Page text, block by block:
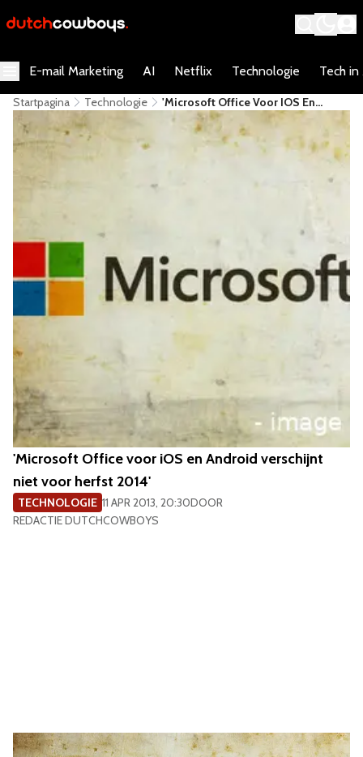
E-mail Marketing AI Netflix Technologie Tech in
Startpagina Technologie
'Microsoft Office Voor IOS En
Android Verschijnt Niet Voor Herfst
'Microsoft Office voor iOS en Android verschijnt
niet voor herfst 2014'
TECHNOLOGIE 11 APR 2013, 20:30DOOR
REDACTIE DUTCHCOWBOYS